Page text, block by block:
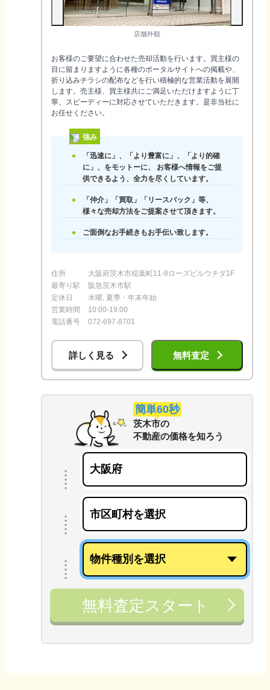
店舗外観
お客様のご要望に合わせた売却活動を行います。買主様の
目に留まりますように各種のポータルサイトへの掲載や、
折り込みチラシの配布などを行い積極的な営業活動を展開
します。売主様、買主様共にご満足いただけますように丁
寧、スピーディーに対応させていただきます。是非当社に
お任せください。
強み
「迅速に」、「より豊富に」、「より的確
に」、をモットーに、 お客様へ情報をご提
供できるよう、全力を尽くしています。
「仲介」「買取」「リースバック」等、
様々な売却方法をご提案させて頂きます。
ご面倒なお手続きもお手伝い致します。
住所
大阪府茨木市稲葉町11-8ローズビルウチダ1F
最寄り駅
阪急茨木市駅
定休日
水曜, 夏季・年末年始
営業時間
10:00-19:00
電話番号
072-697-8701
詳しく見る 無料査定
簡単60秒
茨木市の
不動産の価格を知ろう
無料査定スタート